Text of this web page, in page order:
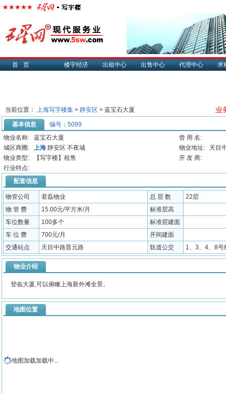
首页 楼宇经济 出租中心 出售中心 代理中心 求
当前位置： 上海写字楼集 > 静安区 > 蓝宝石大厦 业
基本信息
编号：5099
物业名称:
蓝宝石大厦
曾 用 名:
城区商圈:
上海 静安区 不夜城 物业地址:
天目
物业类型:
【写字楼】租售
开 发 商:
行业特点:
配套信息
物管公司 君磊物业 总 层 数
22层
物 管 费
15.00元/平方米/月
标准层高
车位数量
100多个
标准层建面
车 位 费
700元/月
开间建面
交通站点
天目中路晋元路 轨道公交 1、3、4、8号
物业介绍
登临大厦,可以俯瞰上海新外滩全景。
地图位置
地图加载加载中...